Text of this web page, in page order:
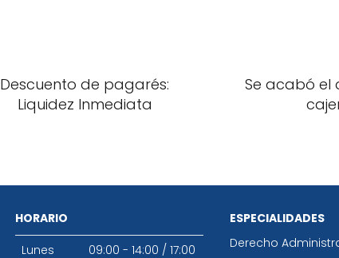
Descuento de pagarés:
Liquidez Inmediata
Se acabó el
HORARIO
Lunes
09:00 - 14:00 / 17:00
ESPECIALIDADES
Derecho